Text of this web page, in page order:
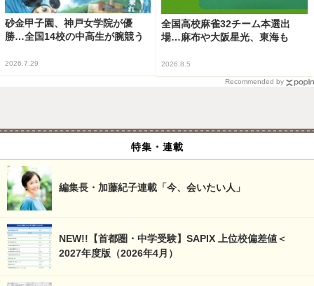
砂金甲子園、神戸女学院が優
勝…全国14校の中高生が腕競う
2026.7.29
全国高校麻雀32チーム本選出
場…麻布や大阪星光、東海も
2026.8.5
Recommended by
特集・連載
編集長・加藤紀子連載「今、会いたい人」
NEW!!【首都圏・中学受験】SAPIX 上位校偏差値＜
2027年度版（2026年4月）